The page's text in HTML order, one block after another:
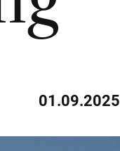
01.09.2025